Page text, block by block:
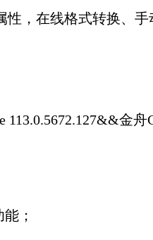
性，在线格式转换、
金
；